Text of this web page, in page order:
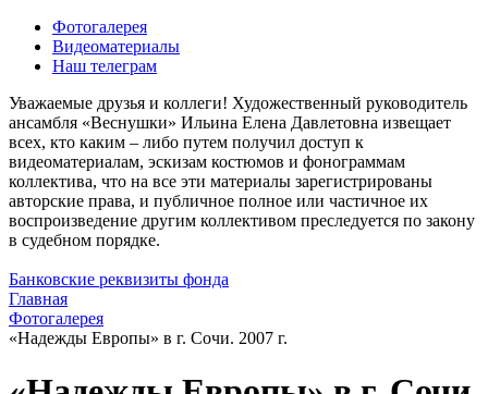
Фотогалерея
Видеоматериалы
Наш телеграм
Уважаемые друзья и коллеги! Художественный руководитель
ансамбля «Веснушки» Ильина Елена Давлетовна извещает
всех, кто каким – либо путем получил доступ к
видеоматериалам, эскизам костюмов и фонограммам
коллектива, что на все эти материалы зарегистрированы
авторские права, и публичное полное или частичное их
воспроизведение другим коллективом преследуется по закону
в судебном порядке.
Банковские реквизиты фонда
Главная
Фотогалерея
«Надежды Европы» в г. Сочи. 2007 г.